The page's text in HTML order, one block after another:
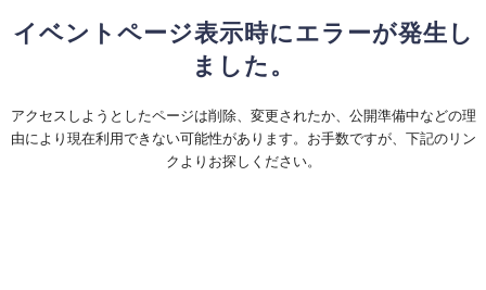
イベントページ表示時にエラーが発生し
ました。
アクセスしようとしたページは削除、変更されたか、公開準備中などの理
由により現在利用できない可能性があります。お手数ですが、下記のリン
クよりお探しください。